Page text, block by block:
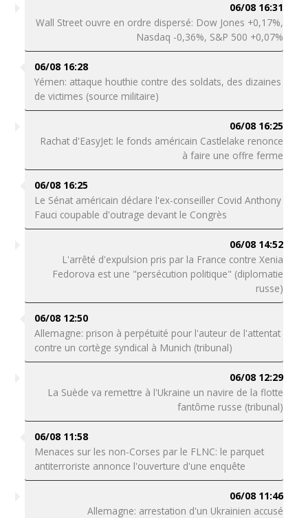
06/08 16:31
Wall Street ouvre en ordre dispersé: Dow Jones +0,17%,
Nasdaq -0,36%, S&P 500 +0,07%
06/08 16:28
Yémen: attaque houthie contre des soldats, des dizaines
de victimes (source militaire)
06/08 16:25
Rachat d'EasyJet: le fonds américain Castlelake renonce
à faire une offre ferme
06/08 16:25
Le Sénat américain déclare l'ex-conseiller Covid Anthony
Fauci coupable d'outrage devant le Congrès
06/08 14:52
L'arrêté d'expulsion pris par la France contre Xenia
Fedorova est une "persécution politique" (diplomatie
russe)
06/08 12:50
Allemagne: prison à perpétuité pour l'auteur de l'attentat
contre un cortège syndical à Munich (tribunal)
06/08 12:29
La Suède va remettre à l'Ukraine un navire de la flotte
fantôme russe (tribunal)
06/08 11:58
Menaces sur les non-Corses par le FLNC: le parquet
antiterroriste annonce l'ouverture d'une enquête
06/08 11:46
Allemagne: arrestation d'un Ukrainien accusé